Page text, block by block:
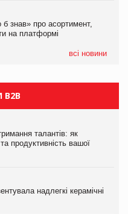
знав» про асортимент,
на платформі
всі новини
мережу магазинів
талантів: як
продуктивність вашої
надлегкі керамічні